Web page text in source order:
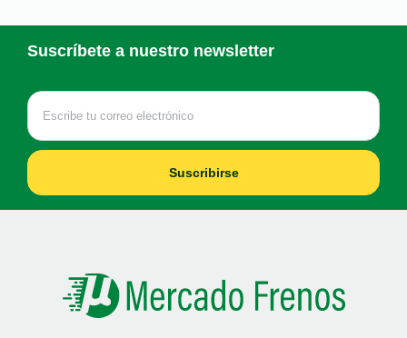
Suscríbete a nuestro newsletter
Suscribirse